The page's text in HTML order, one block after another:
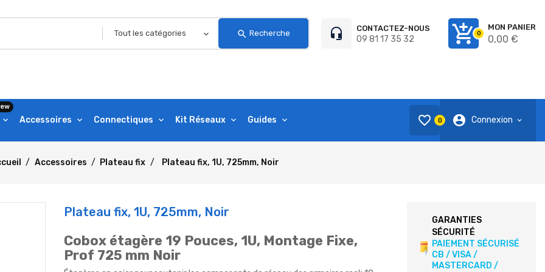
add_shopping_cart0
MON PANIER
0,00 €
headset_mic CONTACTEZ-NOUS
09 81 17 35 32
search Recherche
account_circle Connexion
Accessoires Connectiques Kit Réseaux Guides favorite_border 0
Accessoires Plateau fix Plateau fix, 1U, 725mm, Noir
Plateau fix, 1U, 725mm, Noir
Cobox étagère 19 Pouces, 1U, Montage Fixe,
Prof 725 mm Noir
GARANTIES
SÉCURITÉ
PAIEMENT SÉCURISÉ
CB / VISA /
MASTERCARD /